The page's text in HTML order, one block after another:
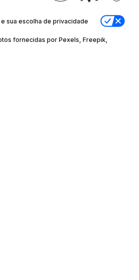
sua escolha de privacidade
fornecidas por Pexels, Freepik,